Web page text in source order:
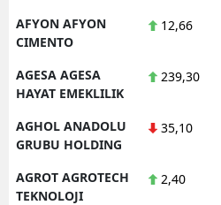
AFYON AFYON
CIMENTO
12,66
AGESA AGESA
HAYAT EMEKLILIK
239,30
AGHOL ANADOLU
GRUBU HOLDING
35,10
AGROT AGROTECH
TEKNOLOJI
2,40